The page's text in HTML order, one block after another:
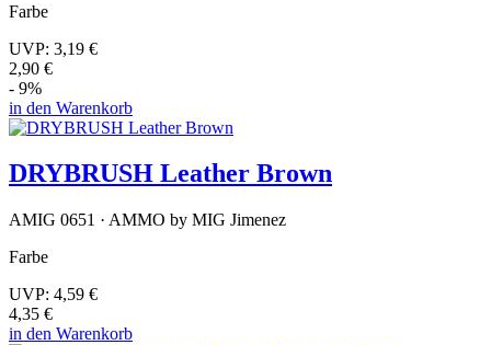
Farbe
UVP: 3,19 €
2,90 €
- 9%
in den Warenkorb
DRYBRUSH Leather Brown
AMIG 0651 · AMMO by MIG Jimenez
Farbe
UVP: 4,59 €
4,35 €
in den Warenkorb